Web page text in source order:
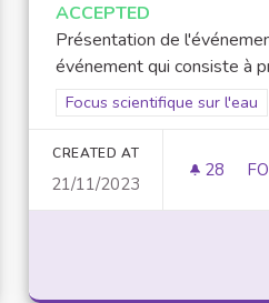
BLEUE
ACCEPTED
Présentation de
événement qui consiste à
Filter results for scope:
Focus scientifique sur l'eau
CREATED AT
21/11/2023
28 28